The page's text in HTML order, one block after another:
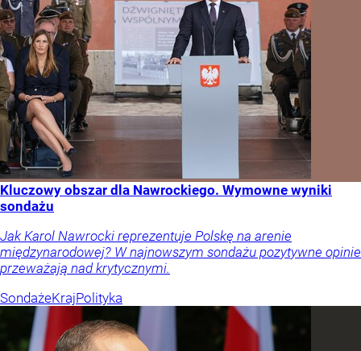
Kluczowy obszar dla Nawrockiego. Wymowne wyniki
sondażu
Jak Karol Nawrocki reprezentuje Polskę na arenie
międzynarodowej? W najnowszym sondażu pozytywne opinie
przeważają nad krytycznymi.
SondażeKrajPolityka